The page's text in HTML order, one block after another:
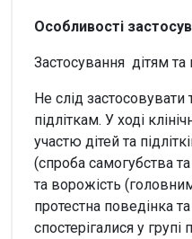
Особливості
Застосування дітям та
Не слід застосовувати
підліткам. У ході
участю дітей та
(спроба самогубства
та ворожість
протестна поведінка
спостерігалися у